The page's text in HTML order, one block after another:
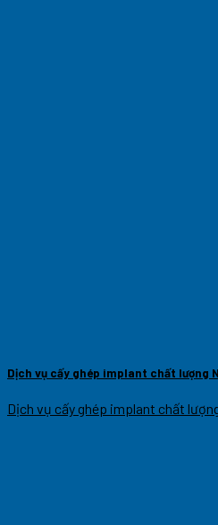
Dịch vụ cấy ghép implant chất lượng
Dịch vụ cấy ghép implant chất